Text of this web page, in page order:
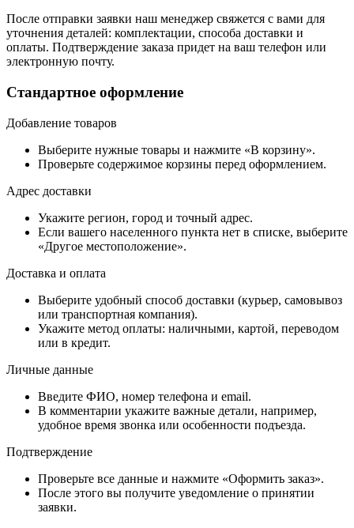
После отправки заявки наш менеджер свяжется с вами для
уточнения деталей: комплектации, способа доставки и
оплаты. Подтверждение заказа придет на ваш телефон или
электронную почту.
Стандартное оформление
Добавление товаров
Выберите нужные товары и нажмите «В корзину».
Проверьте содержимое корзины перед оформлением.
Адрес доставки
Укажите регион, город и точный адрес.
Если вашего населенного пункта нет в списке, выберите
«Другое местоположение».
Доставка и оплата
Выберите удобный способ доставки (курьер, самовывоз
или транспортная компания).
Укажите метод оплаты: наличными, картой, переводом
или в кредит.
Личные данные
Введите ФИО, номер телефона и email.
В комментарии укажите важные детали, например,
удобное время звонка или особенности подъезда.
Подтверждение
Проверьте все данные и нажмите «Оформить заказ».
После этого вы получите уведомление о принятии
заявки.